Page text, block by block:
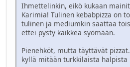
Ihmettelinkin, eikö kukaan
Karimia! Tulinen kebabpizza on
tulinen ja mediumkin saattaa
ettei pysty kaikkea syömään.
Pienehköt, mutta täyttävät
kyllä mitään turkkilaista halpista